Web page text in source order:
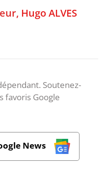
Hugo ALVES
Soutenez-
favoris Google
News